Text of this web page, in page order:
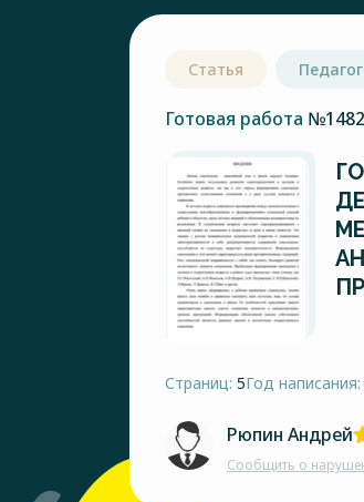
Статья
Готовая работа
Страниц: 5Год написания:
Рюпин Андрей
Сообщить о